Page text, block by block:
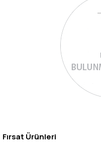
Fırsat Ürünleri